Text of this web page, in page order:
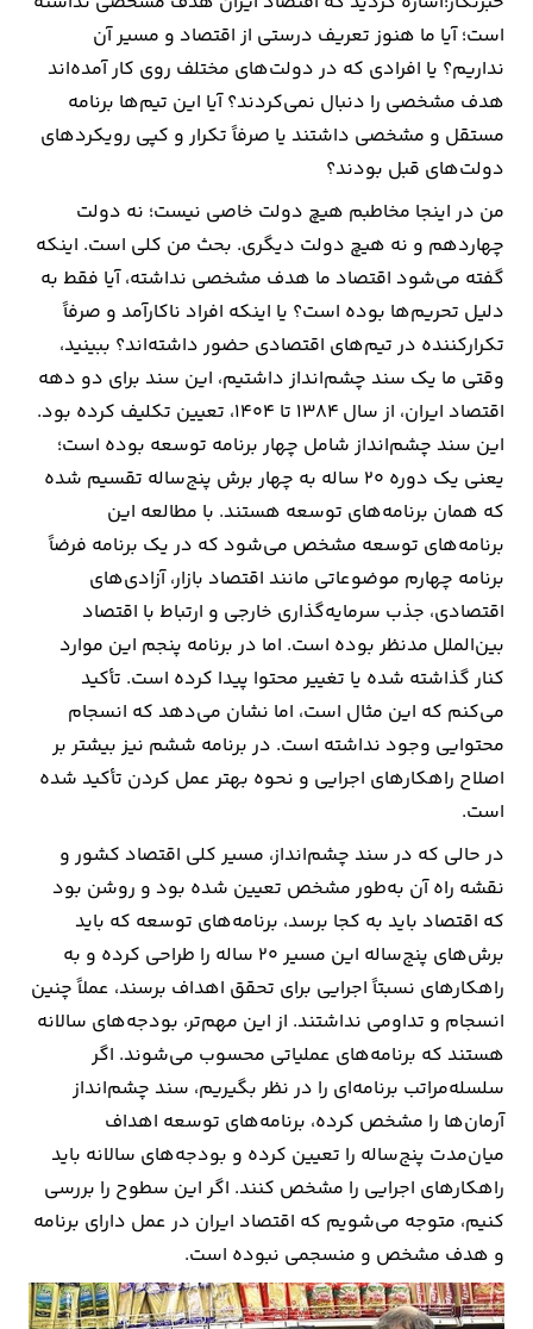
است؛ آیا ما هنوز تعریف درستی از اقتصاد و مسیر آن
نداریم؟ یا افرادی که در دولت‌های مختلف روی کار آمده‌اند
هدف مشخصی را دنبال نمی‌کردند؟ آیا این تیم‌ها برنامه
مستقل و مشخصی داشتند یا صرفاً تکرار و کپی رویکردهای
دولت‌های قبل بودند؟
من در اینجا مخاطبم هیچ دولت خاصی نیست؛ نه دولت
چهاردهم و نه هیچ دولت دیگری. بحث من کلی است. اینکه
گفته می‌شود اقتصاد ما هدف مشخصی نداشته، آیا فقط به
دلیل تحریم‌ها بوده است؟ یا اینکه افراد ناکارآمد و صرفاً
تکرارکننده در تیم‌های اقتصادی حضور داشته‌اند؟ ببینید،
وقتی ما یک سند چشم‌انداز داشتیم، این سند برای دو دهه
اقتصاد ایران، از سال ۱۳۸۴ تا ۱۴۰۴، تعیین تکلیف کرده بود.
این سند چشم‌انداز شامل چهار برنامه توسعه بوده است؛
یعنی یک دوره ۲۰ ساله به چهار برش پنج‌ساله تقسیم شده
که همان برنامه‌های توسعه هستند. با مطالعه این
برنامه‌های توسعه مشخص می‌شود که در یک برنامه فرضاً
برنامه چهارم موضوعاتی مانند اقتصاد بازار، آزادی‌های
اقتصادی، جذب سرمایه‌گذاری خارجی و ارتباط با اقتصاد
بین‌الملل مدنظر بوده است. اما در برنامه پنجم این موارد
کنار گذاشته شده یا تغییر محتوا پیدا کرده است. تأکید
می‌کنم که این مثال است، اما نشان می‌دهد که انسجام
محتوایی وجود نداشته است. در برنامه ششم نیز بیشتر بر
اصلاح راهکارهای اجرایی و نحوه بهتر عمل کردن تأکید شده
است.
در حالی که در سند چشم‌انداز، مسیر کلی اقتصاد کشور و
نقشه راه آن به‌طور مشخص تعیین شده بود و روشن بود
که اقتصاد باید به کجا برسد، برنامه‌های توسعه که باید
برش‌های پنج‌ساله این مسیر ۲۰ ساله را طراحی کرده و به
راهکارهای نسبتاً اجرایی برای تحقق اهداف برسند، عملاً چنین
انسجام و تداومی نداشتند. از این مهم‌تر، بودجه‌های سالانه
هستند که برنامه‌های عملیاتی محسوب می‌شوند. اگر
سلسله‌مراتب برنامه‌ای را در نظر بگیریم، سند چشم‌انداز
آرمان‌ها را مشخص کرده، برنامه‌های توسعه اهداف
میان‌مدت پنج‌ساله را تعیین کرده و بودجه‌های سالانه باید
راهکارهای اجرایی را مشخص کنند. اگر این سطوح را بررسی
کنیم، متوجه می‌شویم که اقتصاد ایران در عمل دارای برنامه
و هدف مشخص و منسجمی نبوده است.